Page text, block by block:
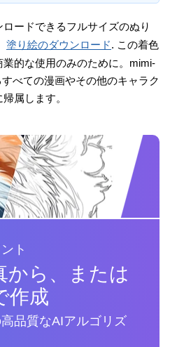
ロードできるフルサイズのぬり
塗り絵のダウンロード. この着色
的な使用のみのために。mimi-
べての漫画やその他のキャラク
属します。
ト
から、または
作成
品質なAIアルゴリズ